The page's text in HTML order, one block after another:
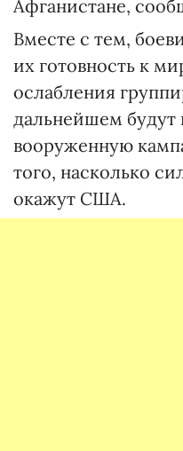
Афганистане,
Вместе с тем,
их готовность к
ослабления
дальнейшем будут
вооруженную
того, насколько
окажут США.